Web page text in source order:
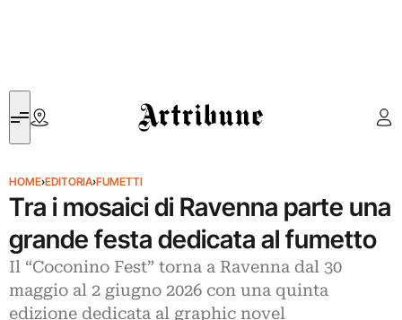
Artribune
HOME›EDITORIA›FUMETTI
Tra i mosaici di Ravenna parte una
grande festa dedicata al fumetto
Il “Coconino Fest” torna a Ravenna dal 30
maggio al 2 giugno 2026 con una quinta
edizione dedicata al graphic novel